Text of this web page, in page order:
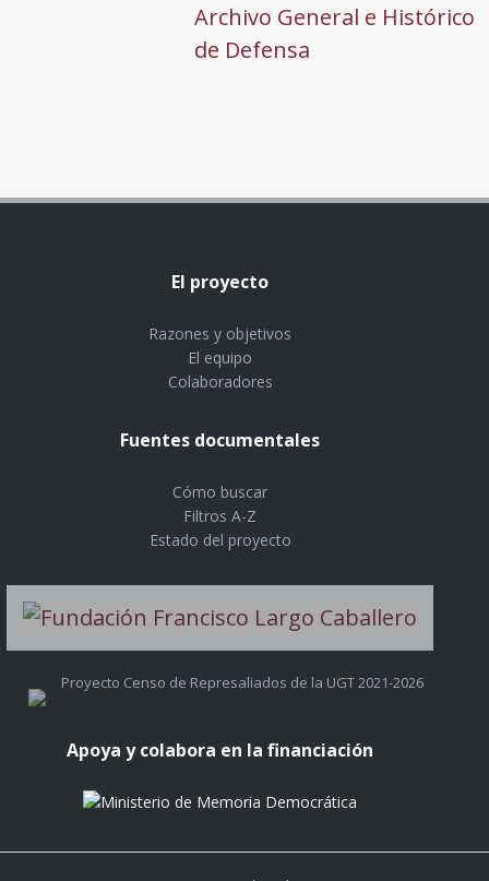
Archivo General e Histórico
de Defensa
El proyecto
Razones y objetivos
El equipo
Colaboradores
Fuentes documentales
Cómo buscar
Filtros A-Z
Estado del proyecto
Proyecto Censo de Represaliados de la UGT 2021-2026
Apoya y colabora en la financiación